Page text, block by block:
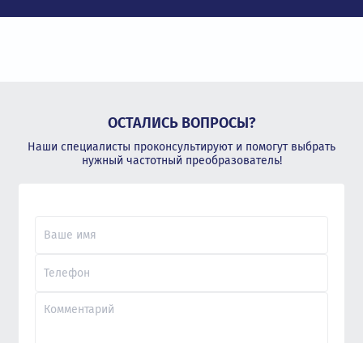
ОСТАЛИСЬ ВОПРОСЫ?
Наши специалисты проконсультируют и помогут выбрать
нужный частотный преобразователь!